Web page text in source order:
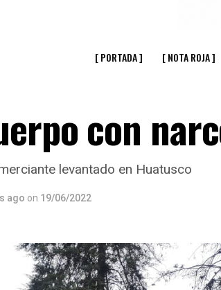
[ PORTADA ] [ NOTA ROJA ]
con
levantado en Huatusco
ago on 19/06/2022